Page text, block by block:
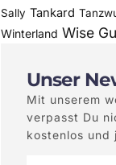
Sally Tankard
Winterland Wise
Unser
Mit unserem
verpasst Du
kostenlos und